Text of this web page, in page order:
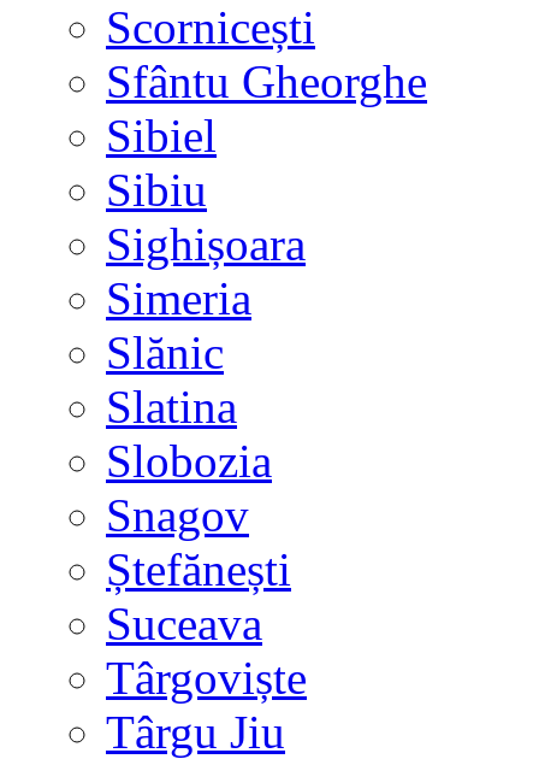
Scornicești
Sfântu Gheorghe
Sibiel
Sibiu
Sighișoara
Simeria
Slănic
Slatina
Slobozia
Snagov
Ștefănești
Suceava
Târgoviște
Târgu Jiu